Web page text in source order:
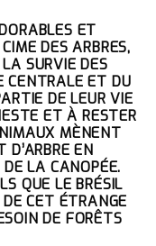
ET
DES ARBRES,
SURVIE DES
CENTRALE ET DU
DE LEUR VIE
ET À RESTER
MÈNENT
EN
LA CANOPÉE.
QUE LE BRÉSIL
CET ÉTRANGE
DE FORÊTS